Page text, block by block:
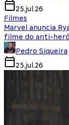
25.jul.26
Filmes
Marvel anuncia
filme do anti-
Pedro Siqueira
25.jul.26